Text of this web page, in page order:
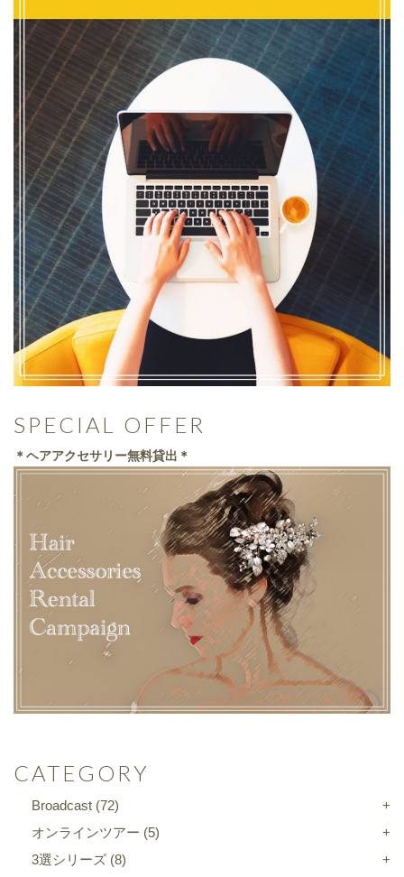
SPECIAL OFFER
＊ヘアアクセサリー無料貸出＊
CATEGORY
Broadcast (72)
オンラインツアー (5)
3選シリーズ (8)